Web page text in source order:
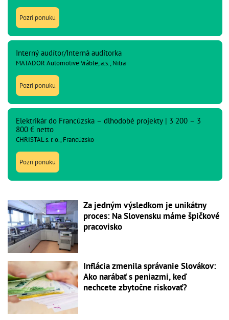
Pozri ponuku
Interný audítor/Interná audítorka
MATADOR Automotive Vráble, a.s., Nitra
Pozri ponuku
Elektrikár do Francúzska – dlhodobé projekty | 3 200 – 3
800 € netto
CHRISTAL s. r. o., Francúzsko
Pozri ponuku
Za jedným výsledkom je unikátny
proces: Na Slovensku máme špičkové
pracovisko
Inflácia zmenila správanie Slovákov:
Ako narábať s peniazmi, keď
nechcete zbytočne riskovať?